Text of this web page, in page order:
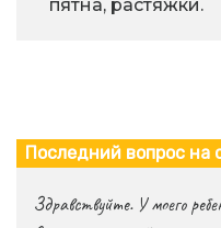
пятна, растяжки.
Последний вопрос на
Здравствуйте. У моего